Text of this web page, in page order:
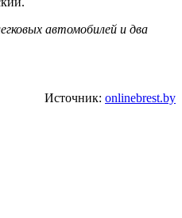
автомобилей и два
Источник: onlinebrest.by